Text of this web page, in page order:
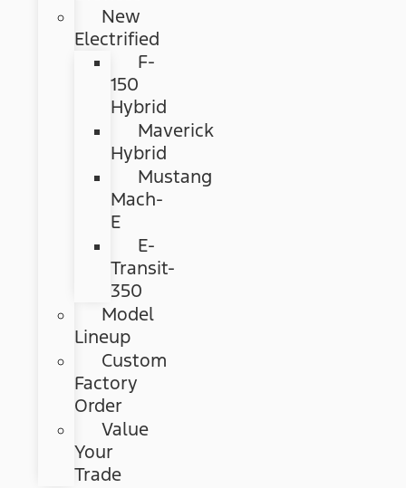
New
Electrified
F-
150
Hybrid
Maverick
Hybrid
Mustang
Mach-
E
E-
Transit-
350
Model
Lineup
Custom
Factory
Order
Value
Your
Trade